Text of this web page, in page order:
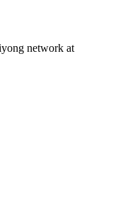
network at